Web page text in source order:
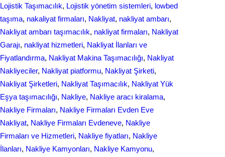
Lojistik Taşımacılık, Lojistik yönetim sistemleri, lowbed
taşıma, nakaliyat firmaları, Nakliyat, nakliyat ambarı
Nakliyat ambarı taşımacılık, nakliyat firmaları, Nakliyat
Garajı, nakliyat hizmetleri, Nakliyat İlanları ve
Fiyatlandırma, Nakliyat Makina Taşımacılığı, Nakliyat
Nakliyeciler, Nakliyat piatformu, Nakliyat Şirketi
Nakliyat Şirketleri, Nakliyat Taşımacılık, Nakliyat Yük
Eşya taşımacılığı, Nakliye, Nakliye aracı kiralama
Nakliye Firmaları, Nakliye Firmaları Evden Eve
Nakliyat, Nakliye Firmaları Evdeneve, Nakliye
Firmaları ve Hizmetleri, Nakliye fiyatları, Nakliye
İlanları, Nakliye Kamyonları, Nakliye Kamyonu